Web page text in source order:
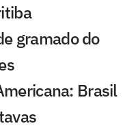
gramado do
Brasil